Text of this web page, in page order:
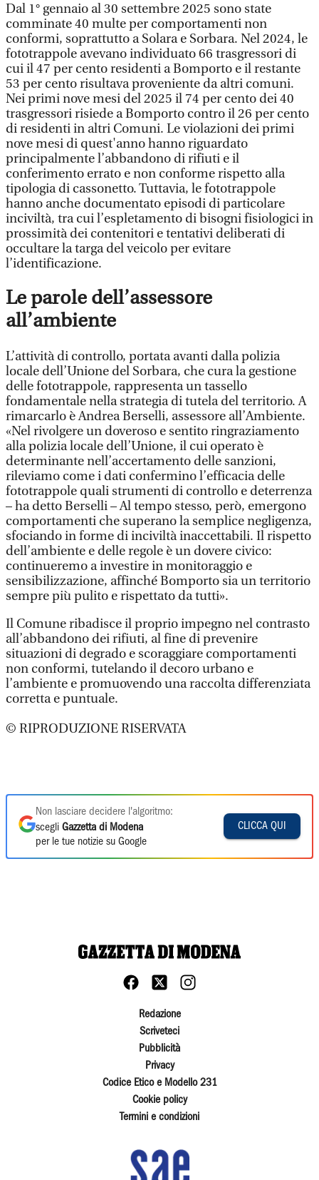
Dal 1° gennaio al 30 settembre 2025 sono state
comminate 40 multe per comportamenti non
conformi, soprattutto a Solara e Sorbara. Nel 2024, le
fototrappole avevano individuato 66 trasgressori di
cui il 47 per cento residenti a Bomporto e il restante
53 per cento risultava proveniente da altri comuni.
Nei primi nove mesi del 2025 il 74 per cento dei 40
trasgressori risiede a Bomporto contro il 26 per cento
di residenti in altri Comuni. Le violazioni dei primi
nove mesi di quest'anno hanno riguardato
principalmente l’abbandono di rifiuti e il
conferimento errato e non conforme rispetto alla
tipologia di cassonetto. Tuttavia, le fototrappole
hanno anche documentato episodi di particolare
inciviltà, tra cui l’espletamento di bisogni fisiologici in
prossimità dei contenitori e tentativi deliberati di
occultare la targa del veicolo per evitare
l’identificazione.
Le parole dell’assessore
all’ambiente
L’attività di controllo, portata avanti dalla polizia
locale dell’Unione del Sorbara, che cura la gestione
delle fototrappole, rappresenta un tassello
fondamentale nella strategia di tutela del territorio. A
rimarcarlo è Andrea Berselli, assessore all’Ambiente.
«Nel rivolgere un doveroso e sentito ringraziamento
alla polizia locale dell’Unione, il cui operato è
determinante nell’accertamento delle sanzioni,
rileviamo come i dati confermino l’efficacia delle
fototrappole quali strumenti di controllo e deterrenza
– ha detto Berselli – Al tempo stesso, però, emergono
comportamenti che superano la semplice negligenza,
sfociando in forme di inciviltà inaccettabili. Il rispetto
dell’ambiente e delle regole è un dovere civico:
continueremo a investire in monitoraggio e
sensibilizzazione, affinché Bomporto sia un territorio
sempre più pulito e rispettato da tutti».
Il Comune ribadisce il proprio impegno nel contrasto
all’abbandono dei rifiuti, al fine di prevenire
situazioni di degrado e scoraggiare comportamenti
non conformi, tutelando il decoro urbano e
l’ambiente e promuovendo una raccolta differenziata
corretta e puntuale.
© RIPRODUZIONE RISERVATA
Non lasciare decidere l'algoritmo:
scegli Gazzetta di Modena
per le tue notizie su Google
CLICCA QUI
Redazione
Scriveteci
Pubblicità
Privacy
Codice Etico e Modello 231
Cookie policy
Termini e condizioni